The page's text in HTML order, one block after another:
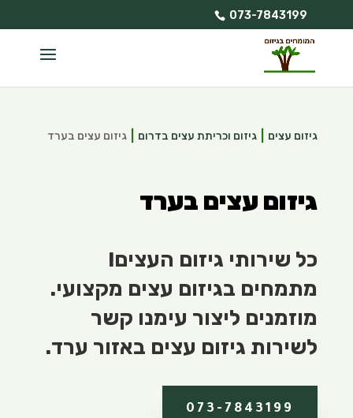
073-7843199
גיזום עצים גיזום וכריתת עצים בדרום גיזום עצים בערד
גיזום עצים בערד
כל שירותי גיזום העצים!
מתמחים בגיזום עצים מקצועי.
מוזמנים ליצור עימנו קשר
לשירות גיזום עצים באזור ערד.
073-7843199